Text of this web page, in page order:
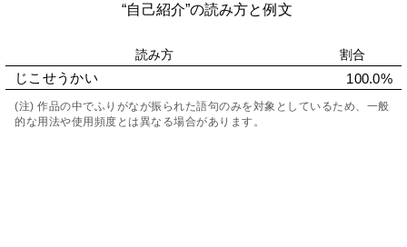
“自己紹介”の読み方と例文
読み方 割合
じこせうかい 100.0%
(注) 作品の中でふりがなが振られた語句のみを対象としているため、一般
的な用法や使用頻度とは異なる場合があります。